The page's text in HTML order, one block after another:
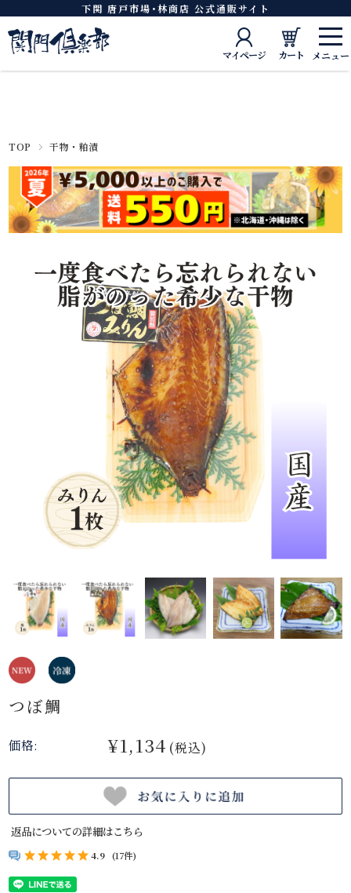
下関 唐戸市場･林商店 公式通販サイト
マイページ カート
TOP 干物・粕漬
つぼ鯛
価格: ¥1,134 (税込)
返品についての詳細はこちら
4.9 (17件)